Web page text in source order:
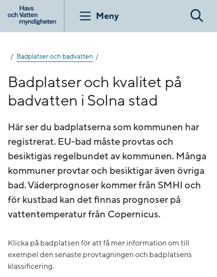
till
innehåll
Meny Sök
Badplatser och badvatten
Badplatser och kvalitet på
badvatten i Solna stad
Här ser du badplatserna som kommunen har
registrerat. EU-bad måste provtas och
besiktigas regelbundet av kommunen. Många
kommuner provtar och besiktigar även övriga
bad. Väderprognoser kommer från SMHI och
för kustbad kan det finnas prognoser på
vattentemperatur från Copernicus.
Klicka på badplatsen för att få mer information om till
exempel den senaste provtagningen och badplatsens
klassificering.